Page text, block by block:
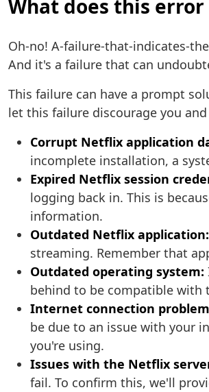
What does this
Oh-no! A-failure-that-indicates-
And it's a failure that can
This failure can have a prompt
let this failure discourage you
Corrupt Netflix application
incomplete installation, a
Expired Netflix session
logging back in. This is
information.
Outdated Netflix application:
streaming. Remember that
Outdated operating system:
behind to be compatible with
Internet connection
be due to an issue with your
you're using.
Issues with the Netflix
fail. To confirm this, we'll